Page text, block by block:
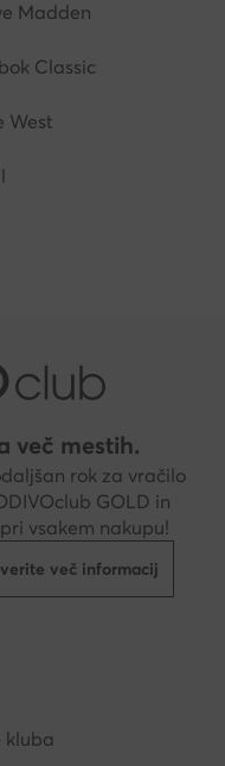
Madden
Classic
West
več mestih.
rok za vračilo
GOLD in
vsakem nakupu!
več informacij
kluba